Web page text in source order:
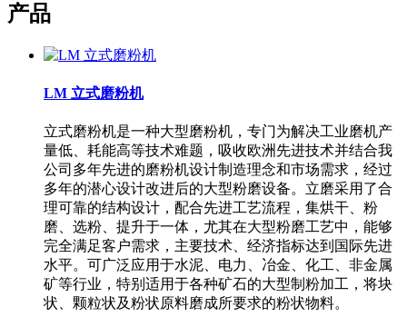
产品
LM 立式磨粉机
立式磨粉机是一种大型磨粉机，专门为解决工业磨机产
量低、耗能高等技术难题，吸收欧洲先进技术并结合我
公司多年先进的磨粉机设计制造理念和市场需求，经过
多年的潜心设计改进后的大型粉磨设备。立磨采用了合
理可靠的结构设计，配合先进工艺流程，集烘干、粉
磨、选粉、提升于一体，尤其在大型粉磨工艺中，能够
完全满足客户需求，主要技术、经济指标达到国际先进
水平。可广泛应用于水泥、电力、冶金、化工、非金属
矿等行业，特别适用于各种矿石的大型制粉加工，将块
状、颗粒状及粉状原料磨成所要求的粉状物料。